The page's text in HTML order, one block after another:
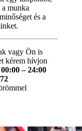
munka
és a
vagy Ön is
kérem hívjon
00:00 – 24:00